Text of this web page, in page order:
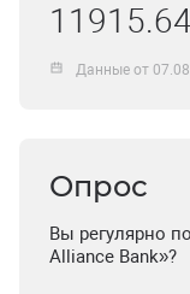
Данные от
Опрос
Вы регулярно
Alliance Bank»?